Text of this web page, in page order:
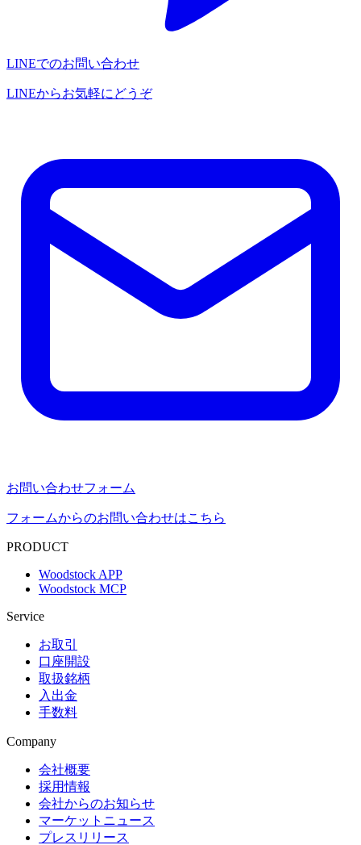
LINEでのお問い合わせ
LINEからお気軽にどうぞ
お問い合わせフォーム
フォームからのお問い合わせはこちら
PRODUCT
Woodstock APP
Woodstock MCP
Service
お取引
口座開設
取扱銘柄
入出金
手数料
Company
会社概要
採用情報
会社からのお知らせ
マーケットニュース
プレスリリース